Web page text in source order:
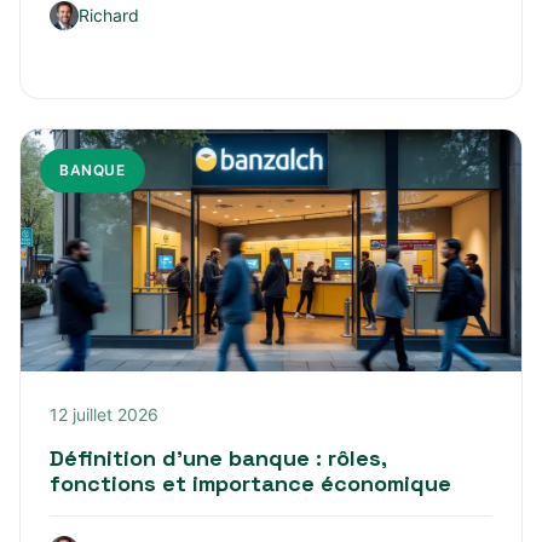
Richard
BANQUE
12 juillet 2026
Définition d’une banque : rôles,
fonctions et importance économique